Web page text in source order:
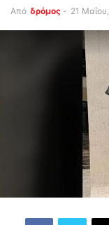
Από δρόμος - 21